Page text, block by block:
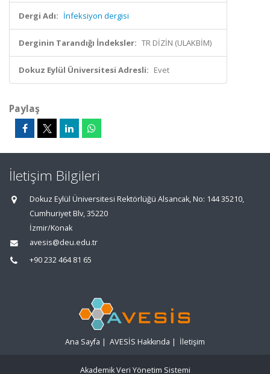
Dergi Adı: İnfeksiyon dergisi
Derginin Tarandığı İndeksler: TR DİZİN (ULAKBİM)
Dokuz Eylül Üniversitesi Adresli: Evet
Paylaş
İletişim Bilgileri
Dokuz Eylül Üniversitesi Rektörlüğü Alsancak, No: 144 35210,
Cumhuriyet Blv, 35220
İzmir/Konak
avesis@deu.edu.tr
+90 232 464 81 65
Ana Sayfa | AVESİS Hakkında | İletişim
Akademik Veri Yönetim Sistemi